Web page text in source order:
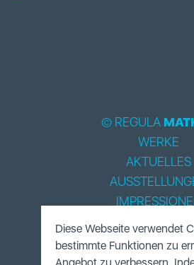
© REGULA
WERKE
AKTUELLES
BIOGRAPHIE
LITERATUR
Diese Webseite verwendet
bestimmte Funktionen zu
Angebot zu verbessern.